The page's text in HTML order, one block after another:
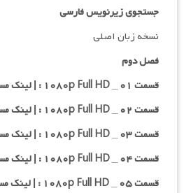
جستجوی زیرنویس فارسی
نسخه زبان اصلی
فصل دوم
قسمت ۰۱ _ ۱۰۸۰p Full HD : | لینک مستقیم |
قسمت ۰۲ _ ۱۰۸۰p Full HD : | لینک مستقیم |
قسمت ۰۳ _ ۱۰۸۰p Full HD : | لینک مستقیم |
قسمت ۰۴ _ ۱۰۸۰p Full HD : | لینک مستقیم |
قسمت ۰۵ _ ۱۰۸۰p Full HD : | لینک مستقیم |